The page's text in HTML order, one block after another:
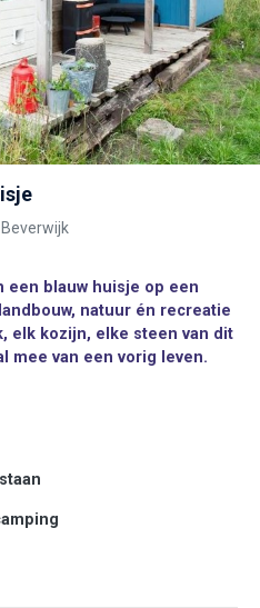
Beverwijk
een blauw huisje op een
natuur én recreatie
elk kozijn, elke steen van dit
mee van een vorig leven.